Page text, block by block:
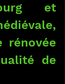
et
rénovée
de